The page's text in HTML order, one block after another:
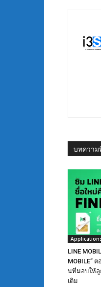
บทความ
LINE
MOBILE”
นที่มอบให้ลู
เดิม